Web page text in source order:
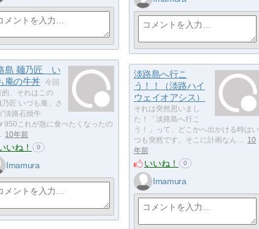
島 麺乃匠 い
庵の牛丼
今回
的、それはこの
乃匠 いづも庵」さ
”淡路石焼牛
950これが急に食べたくなったの
10年前
いね！ 0
Imamura
淡路島へ行こ
う！！（淡路ハイ
ウェイオアシス）
それは突然思いまし
た！「淡路島へ行こ
う！」って、どこかへ出かける時はい
つも突然です。そこに計画なん… 10
年前
いいね！ 0
Imamura